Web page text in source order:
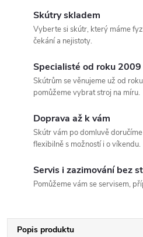
Skútry skladem
Vyberte si skútr, který máme
čekání a nejistoty.
Specialisté od roku 2009
Skútrům se věnujeme už od
pomůžeme vybrat stroj na míru.
Doprava až k vám
Skútr vám po domluvě
flexibilně s možností i o víkendu.
Servis i zazimování bez
Pomůžeme vám se servisem,
Popis produktu